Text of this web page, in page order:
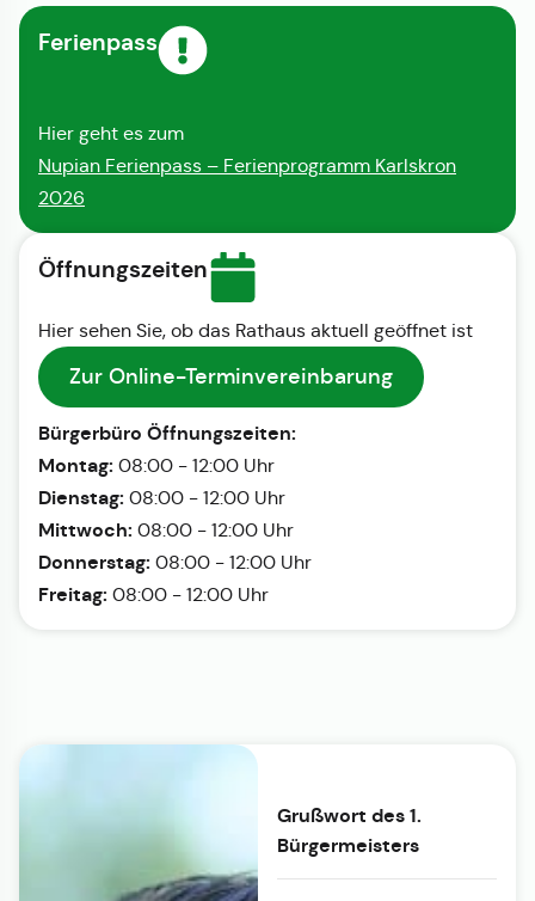
Ferienpass
Hier geht es zum
Nupian Ferienpass – Ferienprogramm Karlskron
2026
Öffnungszeiten
Hier sehen Sie, ob das Rathaus aktuell geöffnet ist
Zur Online-Terminvereinbarung
Bürgerbüro Öffnungszeiten:
Montag: 08:00 - 12:00 Uhr
Dienstag: 08:00 - 12:00 Uhr
Mittwoch: 08:00 - 12:00 Uhr
Donnerstag: 08:00 - 12:00 Uhr
Freitag: 08:00 - 12:00 Uhr
Grußwort des 1.
Bürgermeisters